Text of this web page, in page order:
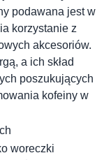
podawana jest w
korzystanie z
akcesoriów.
a ich skład
poszukujących
kofeiny w
woreczki